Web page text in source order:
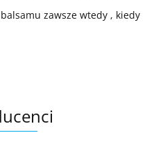
zawsze wtedy , kiedy